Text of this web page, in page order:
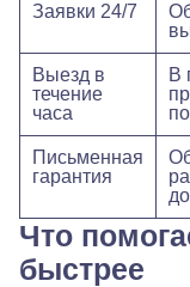
Заявки 24/7
Выезд в
течение
часа
В
Письменная
гарантия
Что
быстрее